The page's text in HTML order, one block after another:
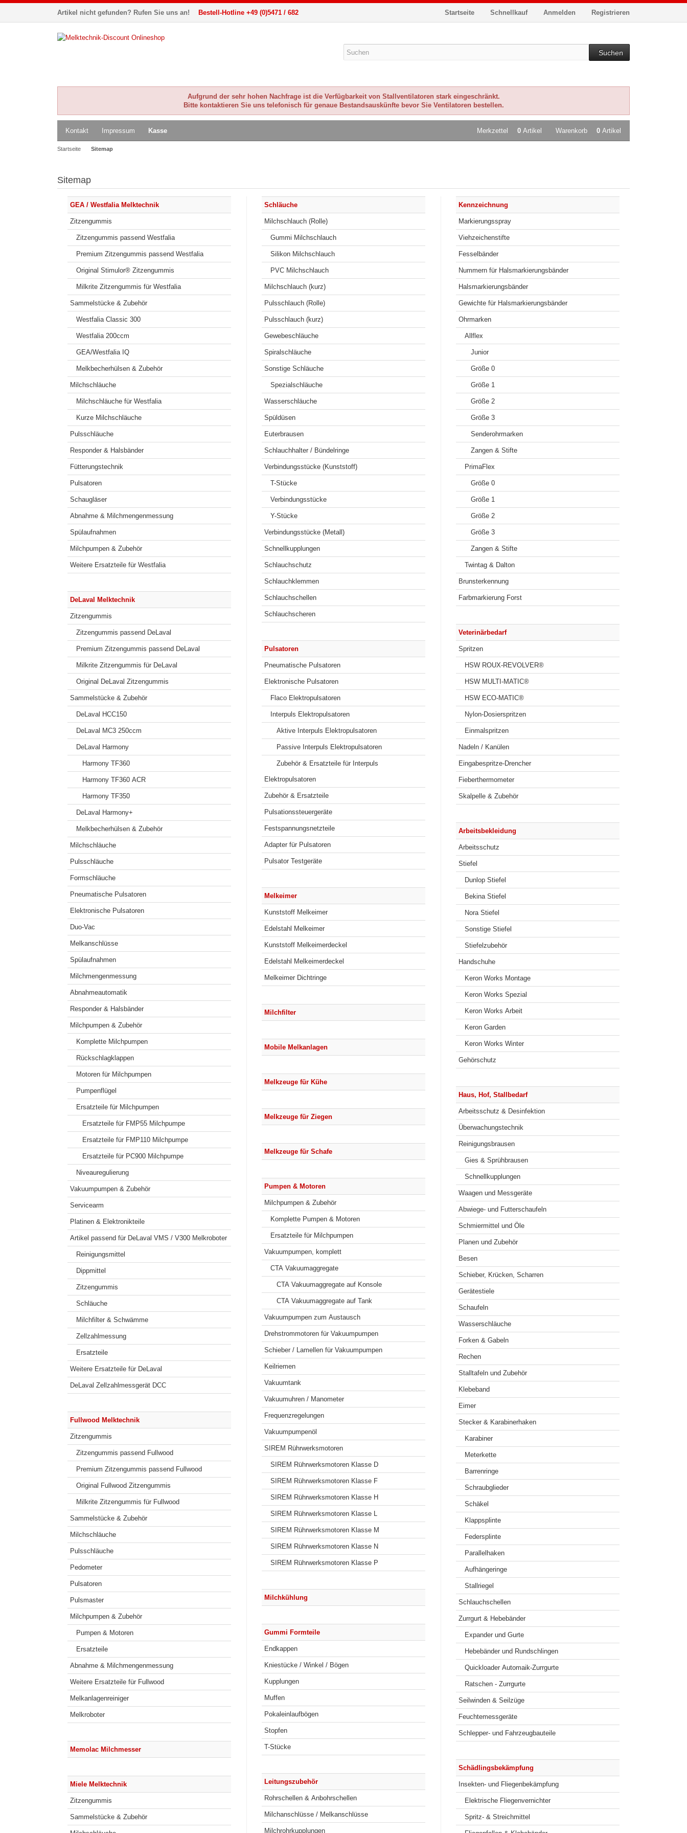
Artikel nicht gefunden? Rufen Sie uns an! Bestell-Hotline +49 (0)5471 / 682 Registrieren
Anmelden
Schnellkauf
Startseite
Suchen
Aufgrund der sehr hohen Nachfrage ist die Verfügbarkeit von Stallventilatoren stark eingeschränkt.
Bitte kontaktieren Sie uns telefonisch für genaue Bestandsauskünfte bevor Sie Ventilatoren bestellen.
Kontakt Impressum Kasse Warenkorb 0 Artikel
Merkzettel 0 Artikel
Startseite Sitemap
Sitemap
GEA / Westfalia Melktechnik
Zitzengummis
Zitzengummis passend Westfalia
Premium Zitzengummis passend Westfalia
Original Stimulor® Zitzengummis
Milkrite Zitzengummis für Westfalia
Sammelstücke & Zubehör
Westfalia Classic 300
Westfalia 200ccm
GEA/Westfalia IQ
Melkbecherhülsen & Zubehör
Milchschläuche
Milchschläuche für Westfalia
Kurze Milchschläuche
Pulsschläuche
Responder & Halsbänder
Fütterungstechnik
Pulsatoren
Schaugläser
Abnahme & Milchmengenmessung
Spülaufnahmen
Milchpumpen & Zubehör
Weitere Ersatzteile für Westfalia
DeLaval Melktechnik
Zitzengummis
Zitzengummis passend DeLaval
Premium Zitzengummis passend DeLaval
Milkrite Zitzengummis für DeLaval
Original DeLaval Zitzengummis
Sammelstücke & Zubehör
DeLaval HCC150
DeLaval MC3 250ccm
DeLaval Harmony
Harmony TF360
Harmony TF360 ACR
Harmony TF350
DeLaval Harmony+
Melkbecherhülsen & Zubehör
Milchschläuche
Pulsschläuche
Formschläuche
Pneumatische Pulsatoren
Elektronische Pulsatoren
Duo-Vac
Melkanschlüsse
Spülaufnahmen
Milchmengenmessung
Abnahmeautomatik
Responder & Halsbänder
Milchpumpen & Zubehör
Komplette Milchpumpen
Rückschlagklappen
Motoren für Milchpumpen
Pumpenflügel
Ersatzteile für Milchpumpen
Ersatzteile für FMP55 Milchpumpe
Ersatzteile für FMP110 Milchpumpe
Ersatzteile für PC900 Milchpumpe
Niveauregulierung
Vakuumpumpen & Zubehör
Servicearm
Platinen & Elektronikteile
Artikel passend für DeLaval VMS / V300 Melkroboter
Reinigungsmittel
Dippmittel
Zitzengummis
Schläuche
Milchfilter & Schwämme
Zellzahlmessung
Ersatzteile
Weitere Ersatzteile für DeLaval
DeLaval Zellzahlmessgerät DCC
Fullwood Melktechnik
Zitzengummis
Zitzengummis passend Fullwood
Premium Zitzengummis passend Fullwood
Original Fullwood Zitzengummis
Milkrite Zitzengummis für Fullwood
Sammelstücke & Zubehör
Milchschläuche
Pulsschläuche
Pedometer
Pulsatoren
Pulsmaster
Milchpumpen & Zubehör
Pumpen & Motoren
Ersatzteile
Abnahme & Milchmengenmessung
Weitere Ersatzteile für Fullwood
Melkanlagenreiniger
Melkroboter
Memolac Milchmesser
Miele Melktechnik
Zitzengummis
Sammelstücke & Zubehör
Schläuche
Milchschlauch (Rolle)
Gummi Milchschlauch
Silikon Milchschlauch
PVC Milchschlauch
Milchschlauch (kurz)
Pulsschlauch (Rolle)
Pulsschlauch (kurz)
Gewebeschläuche
Spiralschläuche
Sonstige Schläuche
Spezialschläuche
Wasserschläuche
Spüldüsen
Euterbrausen
Schlauchhalter / Bündelringe
Verbindungsstücke (Kunststoff)
T-Stücke
Verbindungsstücke
Y-Stücke
Verbindungsstücke (Metall)
Schnellkupplungen
Schlauchschutz
Schlauchklemmen
Schlauchschellen
Schlauchscheren
Pulsatoren
Pneumatische Pulsatoren
Elektronische Pulsatoren
Flaco Elektropulsatoren
Interpuls Elektropulsatoren
Aktive Interpuls Elektropulsatoren
Passive Interpuls Elektropulsatoren
Zubehör & Ersatzteile für Interpuls
Elektropulsatoren
Zubehör & Ersatzteile
Pulsationssteuergeräte
Festspannungsnetzteile
Adapter für Pulsatoren
Pulsator Testgeräte
Melkeimer
Kunststoff Melkeimer
Edelstahl Melkeimer
Kunststoff Melkeimerdeckel
Edelstahl Melkeimerdeckel
Melkeimer Dichtringe
Milchfilter
Mobile Melkanlagen
Melkzeuge für Kühe
Melkzeuge für Ziegen
Melkzeuge für Schafe
Pumpen & Motoren
Milchpumpen & Zubehör
Komplette Pumpen & Motoren
Ersatzteile für Milchpumpen
Vakuumpumpen, komplett
CTA Vakuumaggregate
CTA Vakuumaggregate auf Konsole
CTA Vakuumaggregate auf Tank
Vakuumpumpen zum Austausch
Drehstrommotoren für Vakuumpumpen
Schieber / Lamellen für Vakuumpumpen
Keilriemen
Vakuumtank
Vakuumuhren / Manometer
Frequenzregelungen
Vakuumpumpenöl
SIREM Rührwerksmotoren
SIREM Rührwerksmotoren Klasse D
SIREM Rührwerksmotoren Klasse F
SIREM Rührwerksmotoren Klasse H
SIREM Rührwerksmotoren Klasse L
SIREM Rührwerksmotoren Klasse M
SIREM Rührwerksmotoren Klasse N
SIREM Rührwerksmotoren Klasse P
Milchkühlung
Gummi Formteile
Endkappen
Kniestücke / Winkel / Bögen
Kupplungen
Muffen
Pokaleinlaufbögen
Stopfen
T-Stücke
Leitungszubehör
Rohrschellen & Anbohrschellen
Milchanschlüsse / Melkanschlüsse
Milchrohrkupplungen
Kennzeichnung
Markierungsspray
Viehzeichenstifte
Fesselbänder
Nummern für Halsmarkierungsbänder
Halsmarkierungsbänder
Gewichte für Halsmarkierungsbänder
Ohrmarken
Allflex
Junior
Größe 0
Größe 1
Größe 2
Größe 3
Senderohrmarken
Zangen & Stifte
PrimaFlex
Größe 0
Größe 1
Größe 2
Größe 3
Zangen & Stifte
Twintag & Dalton
Brunsterkennung
Farbmarkierung Forst
Veterinärbedarf
Spritzen
HSW ROUX-REVOLVER®
HSW MULTI-MATIC®
HSW ECO-MATIC®
Nylon-Dosierspritzen
Einmalspritzen
Nadeln / Kanülen
Eingabespritze-Drencher
Fieberthermometer
Skalpelle & Zubehör
Arbeitsbekleidung
Arbeitsschutz
Stiefel
Dunlop Stiefel
Bekina Stiefel
Nora Stiefel
Sonstige Stiefel
Stiefelzubehör
Handschuhe
Keron Works Montage
Keron Works Spezial
Keron Works Arbeit
Keron Garden
Keron Works Winter
Gehörschutz
Haus, Hof, Stallbedarf
Arbeitsschutz & Desinfektion
Überwachungstechnik
Reinigungsbrausen
Gies & Sprühbrausen
Schnellkupplungen
Waagen und Messgeräte
Abwiege- und Futterschaufeln
Schmiermittel und Öle
Planen und Zubehör
Besen
Schieber, Krücken, Scharren
Gerätestiele
Schaufeln
Wasserschläuche
Forken & Gabeln
Rechen
Stalltafeln und Zubehör
Klebeband
Eimer
Stecker & Karabinerhaken
Karabiner
Meterkette
Barrenringe
Schraubglieder
Schäkel
Klappsplinte
Federsplinte
Parallelhaken
Aufhängeringe
Stallriegel
Schlauchschellen
Zurrgurt & Hebebänder
Expander und Gurte
Hebebänder und Rundschlingen
Quickloader Automaik-Zurrgurte
Ratschen - Zurrgurte
Seilwinden & Seilzüge
Feuchtemessgeräte
Schlepper- und Fahrzeugbauteile
Schädlingsbekämpfung
Insekten- und Fliegenbekämpfung
Elektrische Fliegenvernichter
Spritz- & Streichmittel